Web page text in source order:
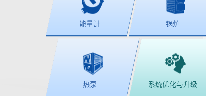
能量計 锅炉
热泵 系统优化与升级